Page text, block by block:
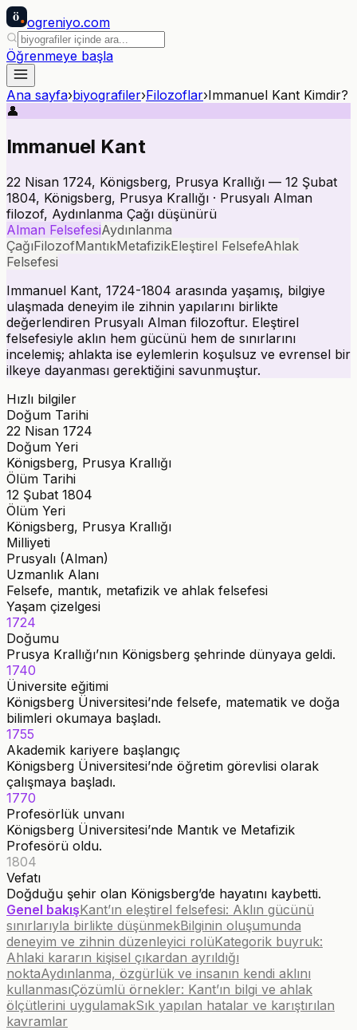
ö ogreniyo.com
Öğrenmeye başla
Ana sayfa›biyografiler›Filozoflar›Immanuel Kant Kimdir?
👤
Immanuel Kant
22 Nisan 1724, Königsberg, Prusya Krallığı — 12 Şubat
1804, Königsberg, Prusya Krallığı · Prusyalı Alman
filozof, Aydınlanma Çağı düşünürü
Alman FelsefesiAydınlanma
ÇağıFilozofMantıkMetafizikEleştirel FelsefeAhlak
Felsefesi
Immanuel Kant, 1724-1804 arasında yaşamış, bilgiye
ulaşmada deneyim ile zihnin yapılarını birlikte
değerlendiren Prusyalı Alman filozoftur. Eleştirel
felsefesiyle aklın hem gücünü hem de sınırlarını
incelemiş; ahlakta ise eylemlerin koşulsuz ve evrensel bir
ilkeye dayanması gerektiğini savunmuştur.
Hızlı bilgiler
Doğum Tarihi
22 Nisan 1724
Doğum Yeri
Königsberg, Prusya Krallığı
Ölüm Tarihi
12 Şubat 1804
Ölüm Yeri
Königsberg, Prusya Krallığı
Milliyeti
Prusyalı (Alman)
Uzmanlık Alanı
Felsefe, mantık, metafizik ve ahlak felsefesi
Yaşam çizelgesi
1724
Doğumu
Prusya Krallığı’nın Königsberg şehrinde dünyaya geldi.
1740
Üniversite eğitimi
Königsberg Üniversitesi’nde felsefe, matematik ve doğa
bilimleri okumaya başladı.
1755
Akademik kariyere başlangıç
Königsberg Üniversitesi’nde öğretim görevlisi olarak
çalışmaya başladı.
1770
Profesörlük unvanı
Königsberg Üniversitesi’nde Mantık ve Metafizik
Profesörü oldu.
1804
Vefatı
Doğduğu şehir olan Königsberg’de hayatını kaybetti.
Genel bakışKant’ın eleştirel felsefesi: Aklın gücünü
sınırlarıyla birlikte düşünmekBilginin oluşumunda
deneyim ve zihnin düzenleyici rolüKategorik buyruk:
Ahlaki kararın kişisel çıkardan ayrıldığı
noktaAydınlanma, özgürlük ve insanın kendi aklını
kullanmasıÇözümlü örnekler: Kant’ın bilgi ve ahlak
ölçütlerini uygulamakSık yapılan hatalar ve karıştırılan
kavramlar